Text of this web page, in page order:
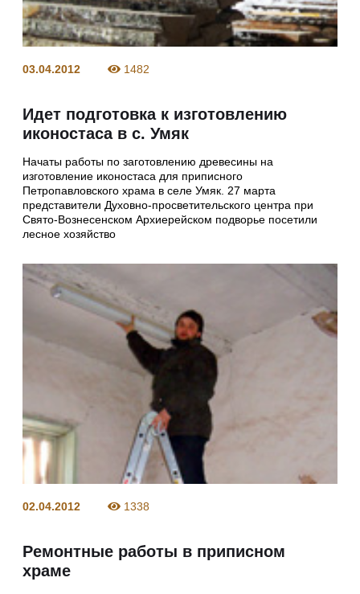
03.04.2012 1482
Идет подготовка к изготовлению
иконостаса в с. Умяк
Начаты работы по заготовлению древесины на
изготовление иконостаса для приписного
Петропавловского храма в селе Умяк. 27 марта
представители Духовно-просветительского центра при
Свято-Вознесенском Архиерейском подворье посетили
лесное хозяйство
02.04.2012 1338
Ремонтные работы в приписном
храме